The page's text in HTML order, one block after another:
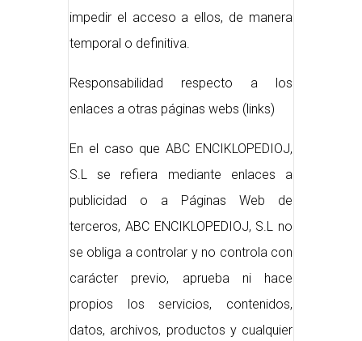
impedir el acceso a ellos, de manera
temporal o definitiva.
Responsabilidad respecto a los
enlaces a otras páginas webs (links)
En el caso que ABC ENCIKLOPEDIOJ,
S.L se refiera mediante enlaces a
publicidad o a Páginas Web de
terceros, ABC ENCIKLOPEDIOJ, S.L no
se obliga a controlar y no controla con
carácter previo, aprueba ni hace
propios los servicios, contenidos,
datos, archivos, productos y cualquier